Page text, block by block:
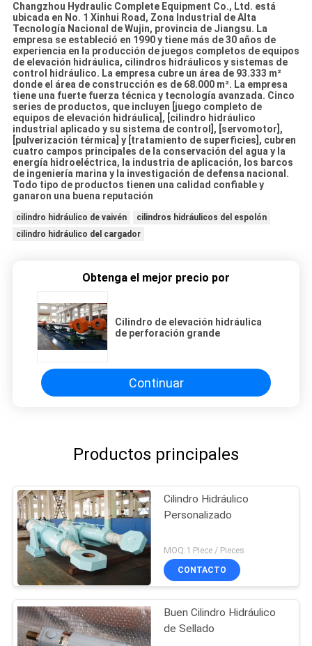
Changzhou Hydraulic Complete Equipment Co., Ltd. está
ubicada en No. 1 Xinhui Road, Zona Industrial de Alta
Tecnología Nacional de Wujin, provincia de Jiangsu. La
empresa se estableció en 1990 y tiene más de 30 años de
experiencia en la producción de juegos completos de equipos
de elevación hidráulica, cilindros hidráulicos y sistemas de
control hidráulico. La empresa cubre un área de 93.333 m²
donde el área de construcción es de 68.000 m². La empresa
tiene una fuerte fuerza técnica y tecnología avanzada. Cinco
series de productos, que incluyen [juego completo de
equipos de elevación hidráulica], [cilindro hidráulico
industrial aplicado y su sistema de control], [servomotor],
[pulverización térmica] y [tratamiento de superficies], cubren
cuatro campos principales de la conservación del agua y la
energía hidroeléctrica, la industria de aplicación, los barcos
de ingeniería marina y la investigación de defensa nacional.
Todo tipo de productos tienen una calidad confiable y
ganaron una buena reputación
cilindro hidráulico de vaivén
cilindros hidráulicos del espolón
cilindro hidráulico del cargador
Obtenga el mejor precio por
Cilindro de elevación hidráulica
de perforación grande
Continuar
Productos principales
Cilindro Hidráulico
Personalizado
MOQ:1 Piece / Pieces
CONTACTO
Buen Cilindro Hidráulico
de Sellado